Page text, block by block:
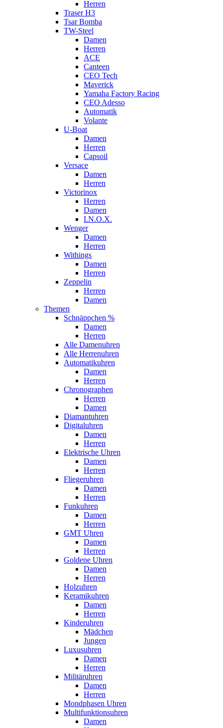
Herren
Traser H3
Tsar Bomba
TW-Steel
Damen
Herren
ACE
Canteen
CEO Tech
Maverick
Yamaha Factory Racing
CEO Adesso
Automatik
Volante
U-Boat
Damen
Herren
Capsoil
Versace
Damen
Herren
Victorinox
Herren
Damen
I.N.O.X.
Wenger
Damen
Herren
Withings
Damen
Herren
Zeppelin
Herren
Damen
Themen
Schnäppchen %
Damen
Herren
Alle Damenuhren
Alle Herrenuhren
Automatikuhren
Damen
Herren
Chronographen
Herren
Damen
Diamantuhren
Digitaluhren
Damen
Herren
Elektrische Uhren
Damen
Herren
Fliegeruhren
Damen
Herren
Funkuhren
Damen
Herren
GMT Uhren
Damen
Herren
Goldene Uhren
Damen
Herren
Holzuhren
Keramikuhren
Damen
Herren
Kinderuhren
Mädchen
Jungen
Luxusuhren
Damen
Herren
Militäruhren
Damen
Herren
Mondphasen Uhren
Multifunktionsuhren
Damen